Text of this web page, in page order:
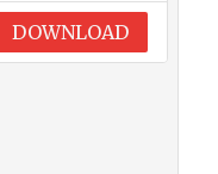
DOWNLOAD